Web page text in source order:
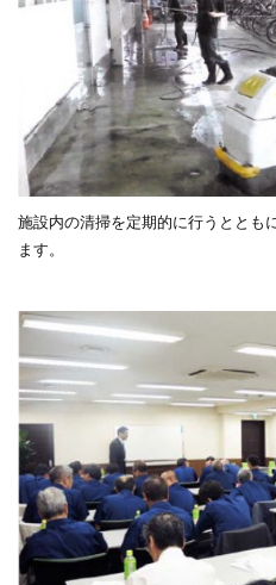
施設内の清掃を定期的に行うととも
ます。